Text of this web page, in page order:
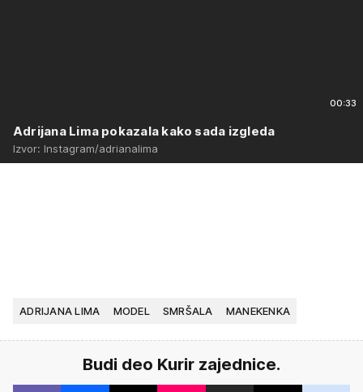
00:33
Adrijana Lima pokazala kako sada izgleda
Izvor: Instagram/adrianalima
ADRIJANA LIMA MODEL SMRŠALA MANEKENKA
Budi deo Kurir zajednice.